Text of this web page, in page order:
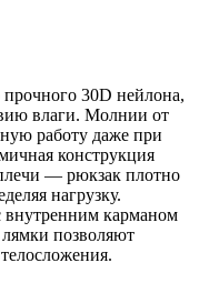
30D нейлона,
влаги. Молнии от
работу даже при
конструкция
— рюкзак плотно
нагрузку.
внутренним карманом
позволяют